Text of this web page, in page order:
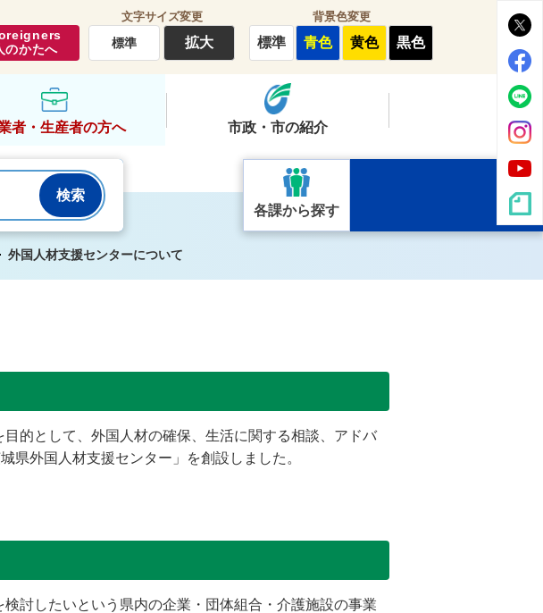
らし・行政
のかたへ
文字サイズ変更
標準 拡大
背景色変更
標準 青色 黄色 黒色
者・生産者の方へ 市政・市の紹介
各課から探す
外国人材支援センターについて
的として、外国人材の確保、生活に関する相談、アドバ
県外国人材支援センター」を創設しました。
討したいという県内の企業・団体組合・介護施設の事業